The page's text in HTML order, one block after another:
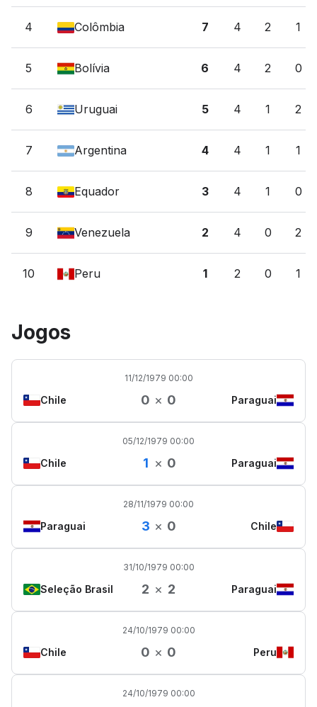
4 Colômbia 7 4 2 1
5 Bolívia 6 4 2 0
6 Uruguai 5 4 1 2
7 Argentina 4 4 1 1
8 Equador 3 4 1 0
9 Venezuela 2 4 0 2
10 Peru 1 2 0 1
Jogos
11/12/1979 00:00
Chile 0 × 0 Paraguai
05/12/1979 00:00
Chile 1 × 0 Paraguai
28/11/1979 00:00
Paraguai 3 × 0 Chile
31/10/1979 00:00
Seleção Brasil 2 × 2 Paraguai
24/10/1979 00:00
Chile 0 × 0 Peru
24/10/1979 00:00